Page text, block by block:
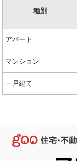
種別
アパート
マンション
一戸建て